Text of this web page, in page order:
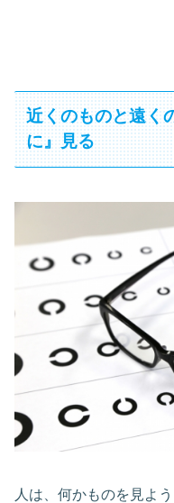
近くのものと遠く
に』見る
人は、何かものを見よ